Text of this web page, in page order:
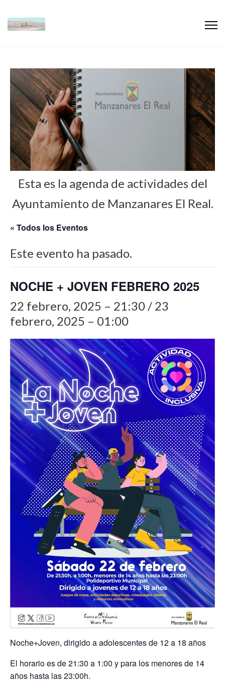
Esta es la agenda de actividades del
Ayuntamiento de Manzanares El Real.
« Todos los Eventos
Este evento ha pasado.
NOCHE + JOVEN FEBRERO 2025
22 febrero, 2025 – 21:30 / 23
febrero, 2025 – 01:00
Noche+Joven, dirigido a adolescentes de 12 a 18 años
El horario es de 21:30 a 1:00 y para los menores de 14
años hasta las 23:00h.